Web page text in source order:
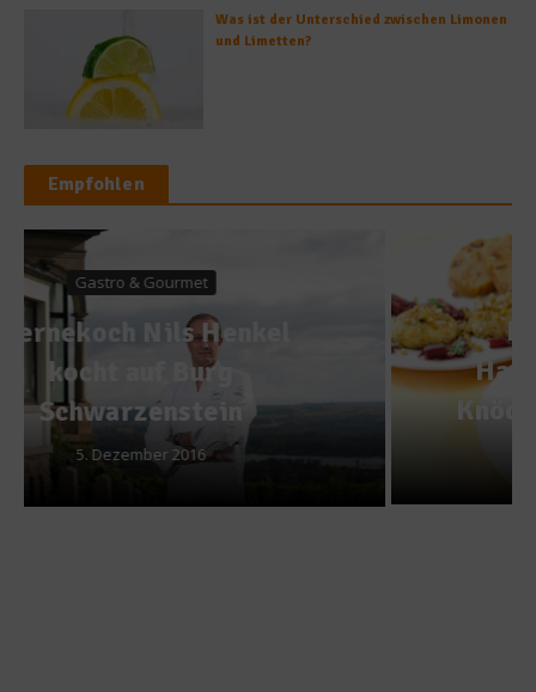
Was ist der Unterschied zwischen Limonen
und Limetten?
Empfohlen
Rezept: Praline vom
Handkäs auf gebackenem
Knödel mit Zwiebel Chutney